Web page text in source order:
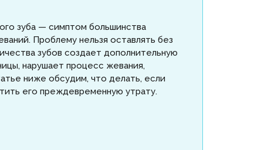
зуба — симптом большинства
Проблему нельзя оставлять без
зубов создает дополнительную
нарушает процесс жевания,
ниже обсудим, что делать, если
его преждевременную утрату.